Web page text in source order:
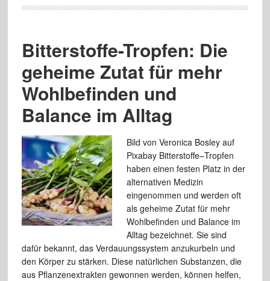
Bitterstoffe-Tropfen: Die
geheime Zutat für mehr
Wohlbefinden und
Balance im Alltag
Bild von Veronica Bosley auf
Pixabay Bitterstoffe–Tropfen
haben einen festen Platz in der
alternativen Medizin
eingenommen und werden oft
als geheime Zutat für mehr
Wohlbefinden und Balance im
Alltag bezeichnet. Sie sind
dafür bekannt, das Verdauungssystem anzukurbeln und
den Körper zu stärken. Diese natürlichen Substanzen, die
aus Pflanzenextrakten gewonnen werden, können helfen,